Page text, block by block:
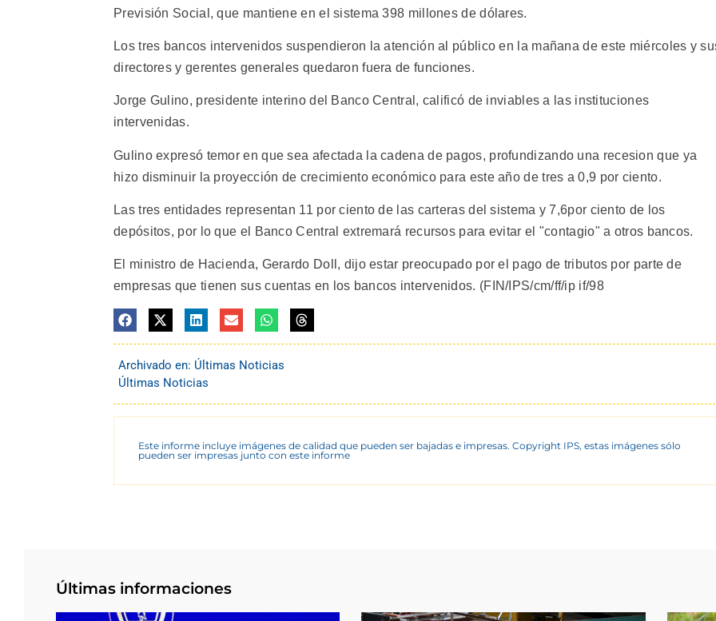
Previsión Social, que mantiene en el sistema 398 millones de dólares.
Los tres bancos intervenidos suspendieron la atención al público en la mañana de este miércoles y
directores y gerentes generales quedaron fuera de funciones.
Jorge Gulino, presidente interino del Banco Central, calificó de inviables a las instituciones
intervenidas.
Gulino expresó temor en que sea afectada la cadena de pagos, profundizando una recesion que ya
hizo disminuir la proyección de crecimiento económico para este año de tres a 0,9 por ciento.
Las tres entidades representan 11 por ciento de las carteras del sistema y 7,6por ciento de los
depósitos, por lo que el Banco Central extremará recursos para evitar el "contagio" a otros bancos.
El ministro de Hacienda, Gerardo Doll, dijo estar preocupado por el pago de tributos por parte de
empresas que tienen sus cuentas en los bancos intervenidos. (FIN/IPS/cm/ff/ip if/98
Archivado en: Últimas Noticias
Últimas Noticias
Este informe incluye imágenes de calidad que pueden ser bajadas e impresas. Copyright IPS, estas imágenes sólo
pueden ser impresas junto con este informe
Últimas informaciones